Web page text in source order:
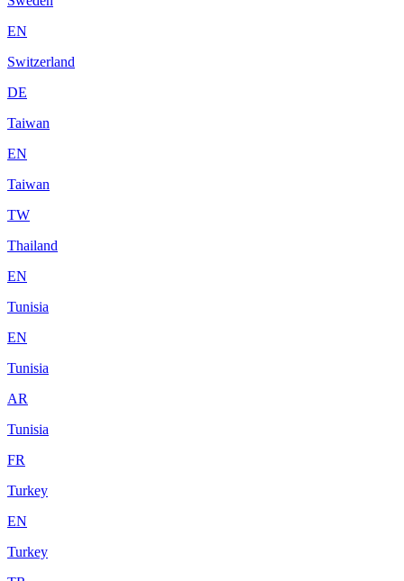
EN
Switzerland
DE
Taiwan
EN
Taiwan
TW
Thailand
EN
Tunisia
EN
Tunisia
AR
Tunisia
FR
Turkey
EN
Turkey